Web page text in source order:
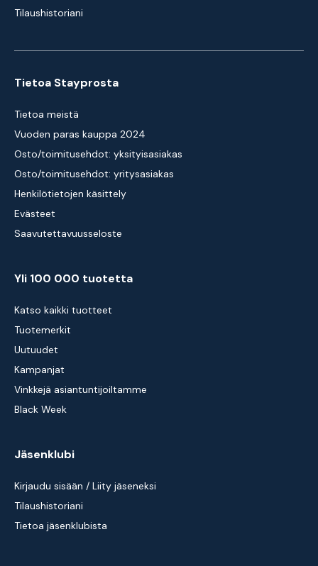
Tilaushistoriani
Tietoa Stayprosta
Tietoa meistä
Vuoden paras kauppa 2024
Osto/toimitusehdot: yksityisasiakas
Osto/toimitusehdot: yritysasiakas
Henkilötietojen käsittely
Evästeet
Saavutettavuusseloste
Yli 100 000 tuotetta
Katso kaikki tuotteet
Tuotemerkit
Uutuudet
Kampanjat
Vinkkejä asiantuntijoiltamme
Black Week
Jäsenklubi
Kirjaudu sisään / Liity jäseneksi
Tilaushistoriani
Tietoa jäsenklubista